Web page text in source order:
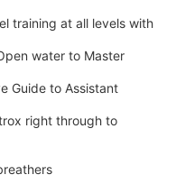
training at all levels with
water to Master
Guide to Assistant
right through to